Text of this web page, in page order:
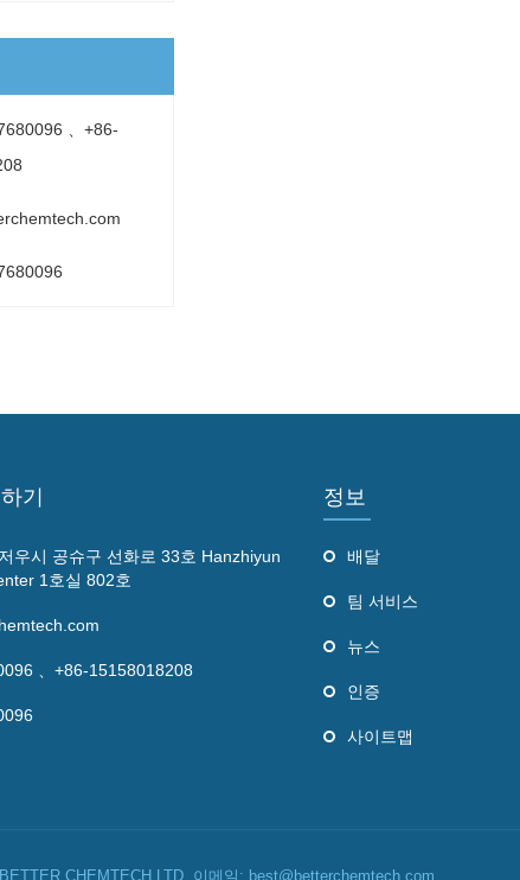
、+86-
기
우시 공슈구 선화로 33호 Hanzhiyun
1호실 802호
、+86-15158018208
정보
배달
팀 서비스
뉴스
인증
사이트맵
CHEMTECH LTD. 이메일: best@betterchemtech.com